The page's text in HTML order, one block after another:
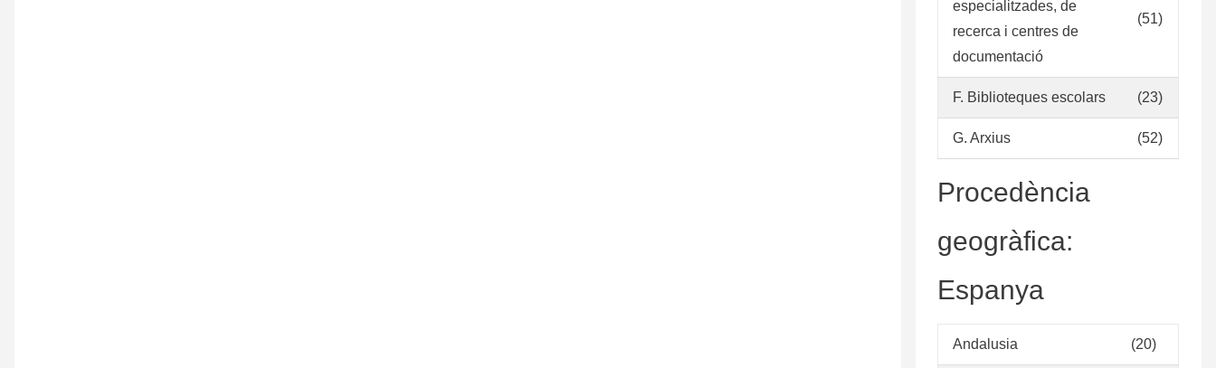
especialitzades, de
recerca i centres de
documentació
(51)
F. Biblioteques escolars (23)
G. Arxius (52)
Procedència
geogràfica:
Espanya
Andalusia (20)